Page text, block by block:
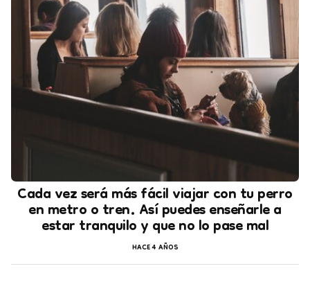
Cada vez será más fácil viajar con tu perro
en metro o tren. Así puedes enseñarle a
estar tranquilo y que no lo pase mal
HACE 4 AÑOS